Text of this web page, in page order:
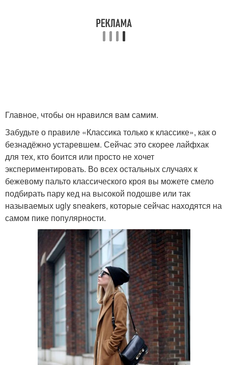
Главное, чтобы он нравился вам самим.
Забудьте о правиле «Классика только к классике», как о
безнадёжно устаревшем. Сейчас это скорее лайфхак
для тех, кто боится или просто не хочет
экспериментировать. Во всех остальных случаях к
бежевому пальто классического кроя вы можете смело
подбирать пару кед на высокой подошве или так
называемых ugly sneakers, которые сейчас находятся на
самом пике популярности.